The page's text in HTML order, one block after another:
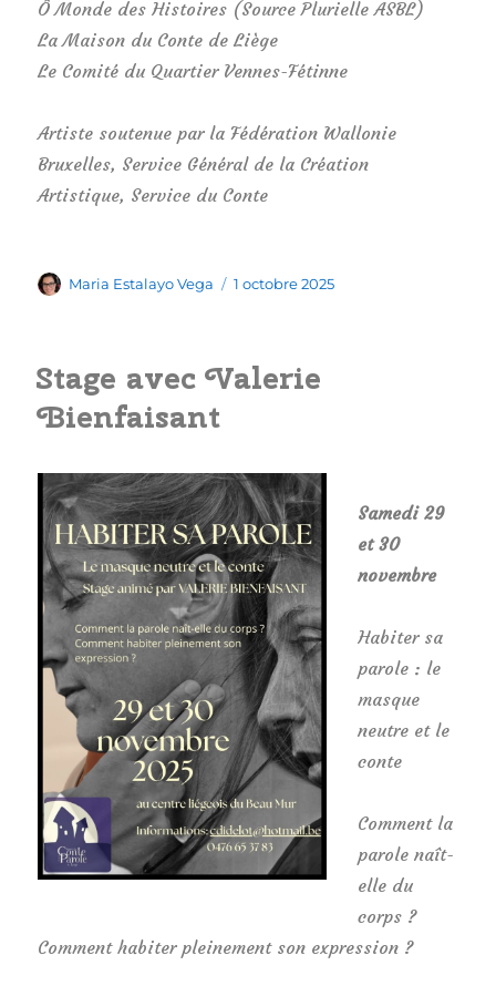
Ô Monde des Histoires (Source Plurielle ASBL)
La Maison du Conte de Liège
Le Comité du Quartier Vennes-Fétinne
Artiste soutenue par la Fédération Wallonie
Bruxelles, Service Général de la Création
Artistique, Service du Conte
Auteur
Maria Estalayo Vega
Publié
1 octobre 2025
Stage avec Valerie
Bienfaisant
Samedi 29
et 30
novembre
Habiter sa
parole : le
masque
neutre et le
conte
Comment la
parole naît-
elle du
corps ?
Comment habiter pleinement son expression ?